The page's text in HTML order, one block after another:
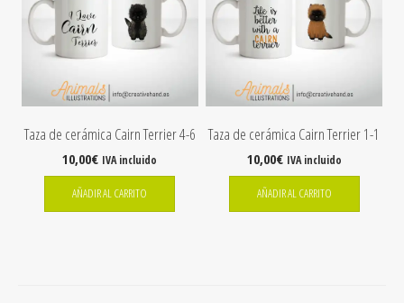
Taza de cerámica Cairn Terrier 4-6
10,00€ IVA incluido
AÑADIR AL CARRITO
Taza de cerámica Cairn Terrier 1-1
10,00€ IVA incluido
AÑADIR AL CARRITO